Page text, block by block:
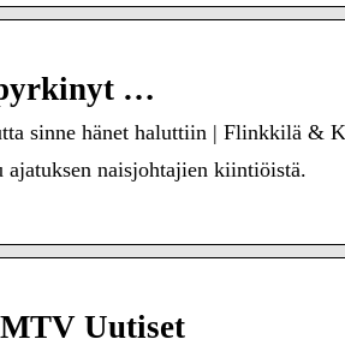
pyrkinyt …
sinne hänet haluttiin | Flinkkilä &
naisjohtajien kiintiöistä.
Uutiset